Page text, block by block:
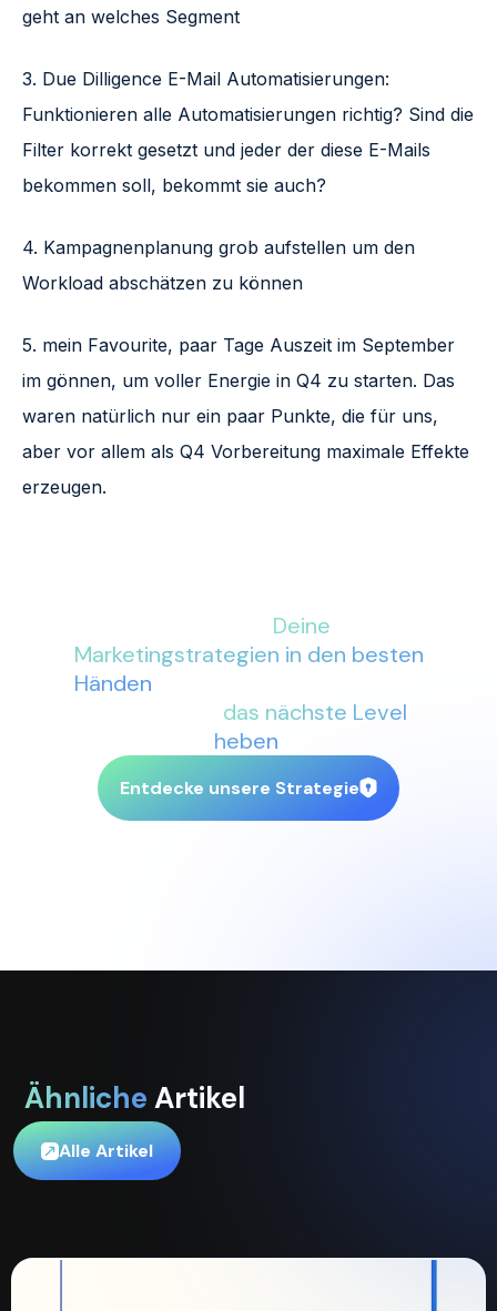
geht an welches Segment
3. Due Dilligence E-Mail Automatisierungen:
Funktionieren alle Automatisierungen richtig? Sind die
Filter korrekt gesetzt und jeder der diese E-Mails
bekommen soll, bekommt sie auch?
4. Kampagnenplanung grob aufstellen um den
Workload abschätzen zu können
5. mein Favourite, paar Tage Auszeit im September
im gönnen, um voller Energie in Q4 zu starten. Das
waren natürlich nur ein paar Punkte, die für uns,
aber vor allem als Q4 Vorbereitung maximale Effekte
erzeugen.
Deine
Marketingstrategien in den besten
Händen
das nächste Level
heben
Entdecke unsere Strategie
Ähnliche Artikel
Alle Artikel